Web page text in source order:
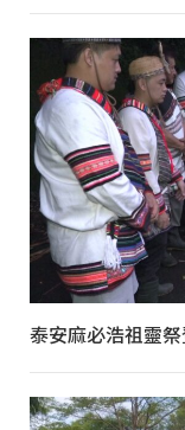
泰安麻必浩祖靈